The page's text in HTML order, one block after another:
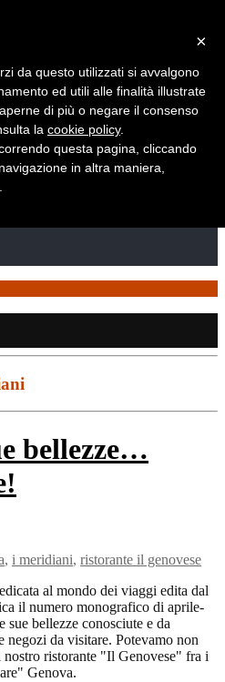
bellezze…
, i meridiani, ristorante il genovese
al mondo dei viaggi edita dal
il numero monografico di aprile-
sue bellezze conosciute e da
negozi da visitare. Potevamo non
ristorante "Il Genovese" fra i
Genova.
×
da questo utilizzati si avvalgono
ed utili alle finalità illustrate
di più o negare il consenso
la cookie policy.
questa pagina, cliccando
in altra maniera,